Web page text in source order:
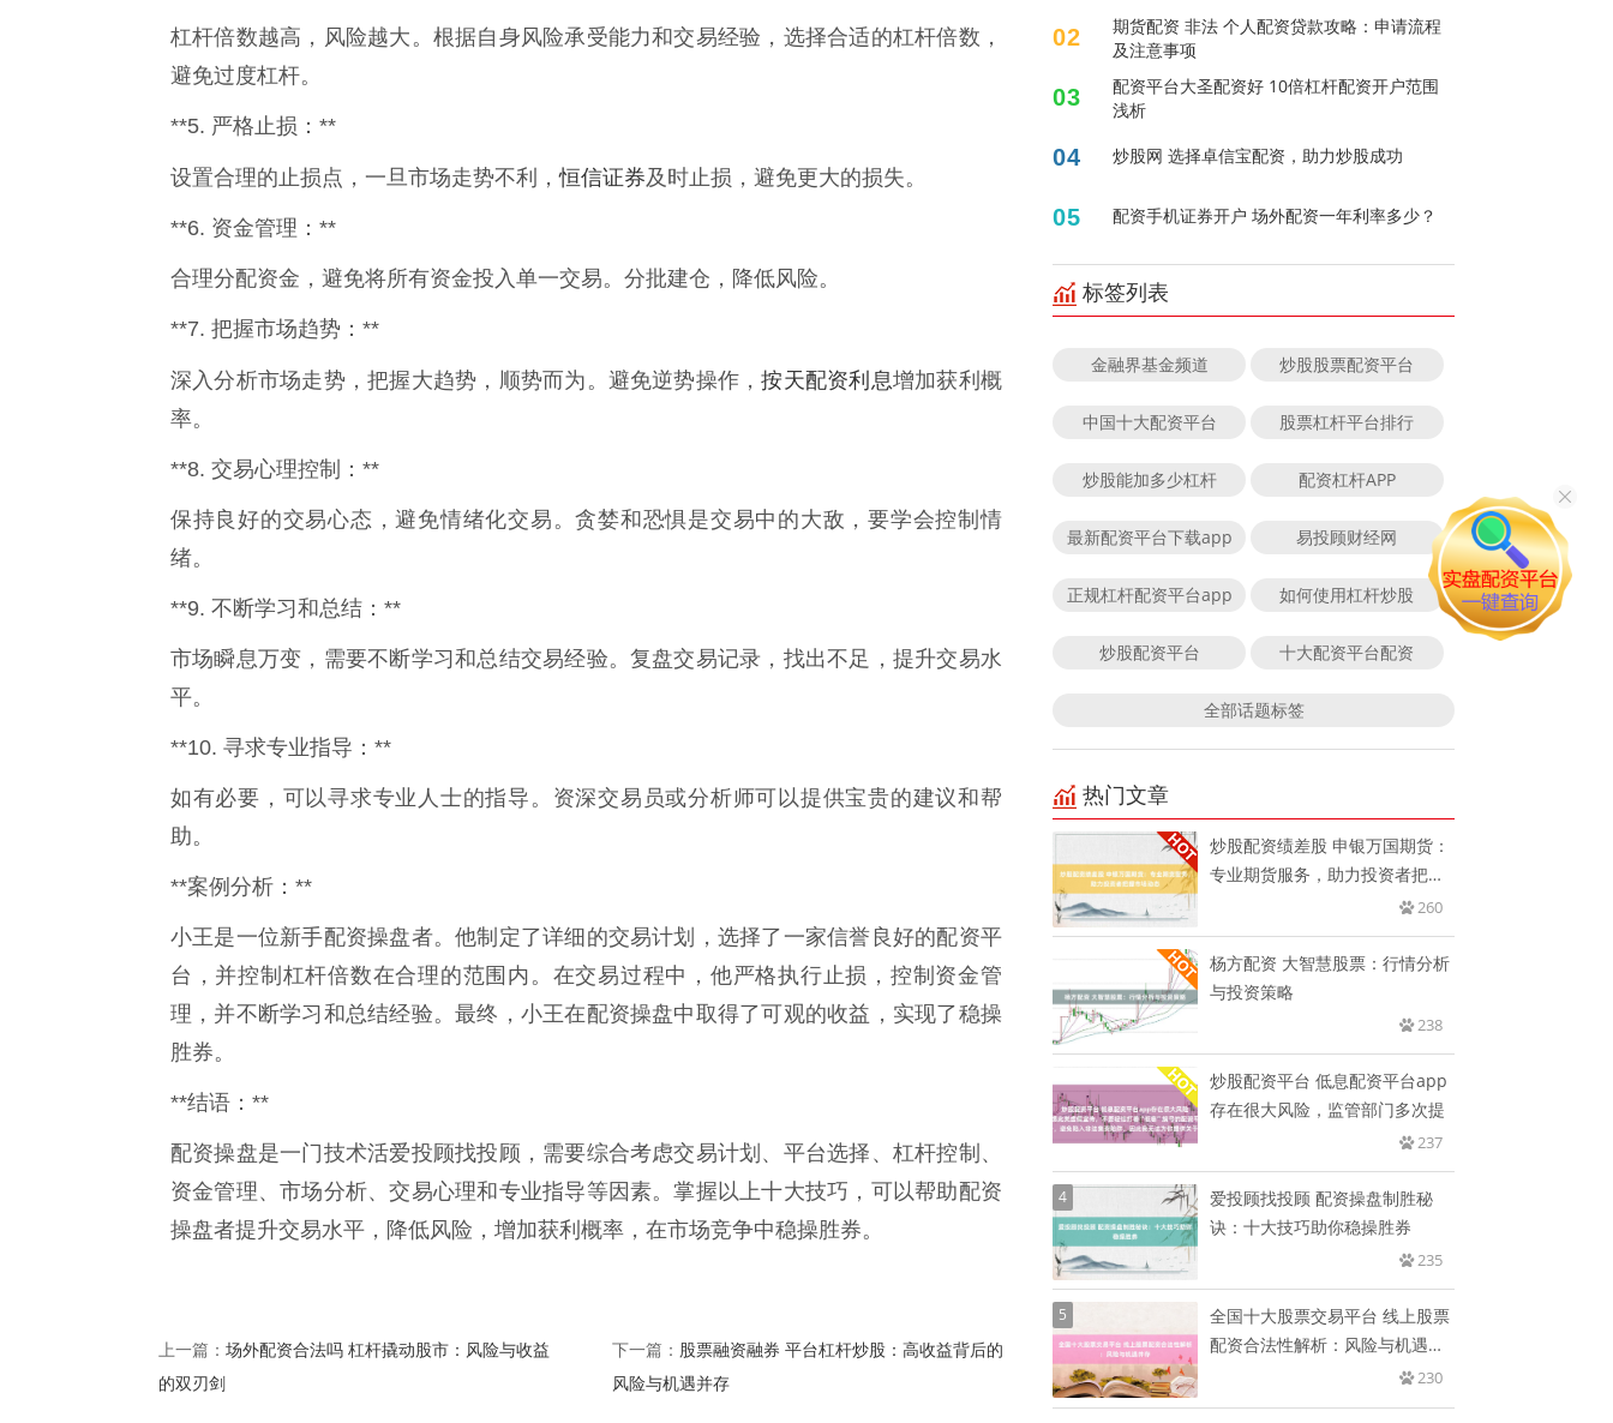
杠杆倍数越高，风险越大。根据自身风险承受能力和交易经验，选择合适的杠杆倍数，
避免过度杠杆。
**5. 严格止损：**
设置合理的止损点，一旦市场走势不利，恒信证券及时止损，避免更大的损失。
**6. 资金管理：**
合理分配资金，避免将所有资金投入单一交易。分批建仓，降低风险。
**7. 把握市场趋势：**
深入分析市场走势，把握大趋势，顺势而为。避免逆势操作，按天配资利息增加获利概
率。
**8. 交易心理控制：**
保持良好的交易心态，避免情绪化交易。贪婪和恐惧是交易中的大敌，要学会控制情
绪。
**9. 不断学习和总结：**
市场瞬息万变，需要不断学习和总结交易经验。复盘交易记录，找出不足，提升交易水
平。
**10. 寻求专业指导：**
如有必要，可以寻求专业人士的指导。资深交易员或分析师可以提供宝贵的建议和帮
助。
**案例分析：**
小王是一位新手配资操盘者。他制定了详细的交易计划，选择了一家信誉良好的配资平
台，并控制杠杆倍数在合理的范围内。在交易过程中，他严格执行止损，控制资金管
理，并不断学习和总结经验。最终，小王在配资操盘中取得了可观的收益，实现了稳操
胜券。
**结语：**
配资操盘是一门技术活爱投顾找投顾，需要综合考虑交易计划、平台选择、杠杆控制、
资金管理、市场分析、交易心理和专业指导等因素。掌握以上十大技巧，可以帮助配资
操盘者提升交易水平，降低风险，增加获利概率，在市场竞争中稳操胜券。
上一篇： 场外配资合法吗 杠杆撬动股市：风险与收益
的双刃剑
下一篇： 股票融资融券 平台杠杆炒股：高收益背后的
风险与机遇并存
02
期货配资 非法 个人配资贷款攻略：申请流程
及注意事项
03
配资平台大圣配资好 10倍杠杆配资开户范围
浅析
04 炒股网 选择卓信宝配资，助力炒股成功
05 配资手机证券开户 场外配资一年利率多少？
标签列表
金融界基金频道 炒股股票配资平台
中国十大配资平台 股票杠杆平台排行
炒股能加多少杠杆 配资杠杆APP
最新配资平台下载app 易投顾财经网
正规杠杆配资平台app 如何使用杠杆炒股
炒股配资平台 十大配资平台配资
全部话题标签
热门文章
炒股配资绩差股 申银万国期货：
专业期货服务，助力投资者把握
260
杨方配资 大智慧股票：行情分析
与投资策略
238
炒股配资平台 低息配资平台app
存在很大风险，监管部门多次提
237
4
爱投顾找投顾 配资操盘制胜秘
诀：十大技巧助你稳操胜券
235
5
全国十大股票交易平台 线上股票
配资合法性解析：风险与机遇并
230